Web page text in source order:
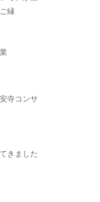
縁
寺コンサ
きました